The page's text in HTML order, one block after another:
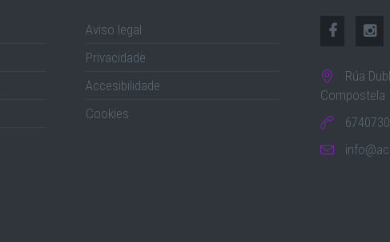
Aviso legal
Privacidade
Accesibilidade
Cookies
Rúa
Compostela